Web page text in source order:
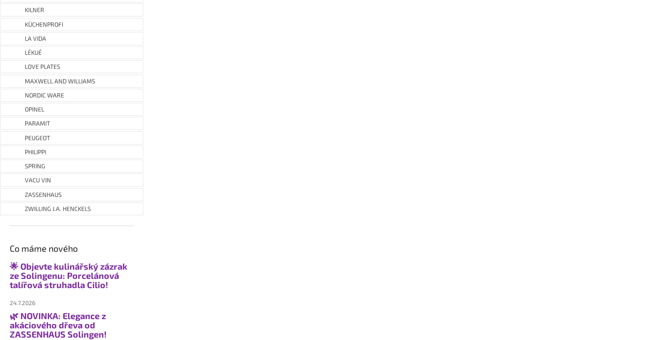
KILNER
KÜCHENPROFI
LA VIDA
LÉKUÉ
LOVE PLATES
MAXWELL AND WILLIAMS
NORDIC WARE
OPINEL
PARAMIT
PEUGEOT
PHILIPPI
SPRING
VACU VIN
ZASSENHAUS
ZWILLING J.A. HENCKELS
Co máme nového
🌟 Objevte kulinářský zázrak
ze Solingenu: Porcelánová
talířová struhadla Cilio!
24.7.2026
🌿 NOVINKA: Elegance z
akáciového dřeva od
ZASSENHAUS Solingen!